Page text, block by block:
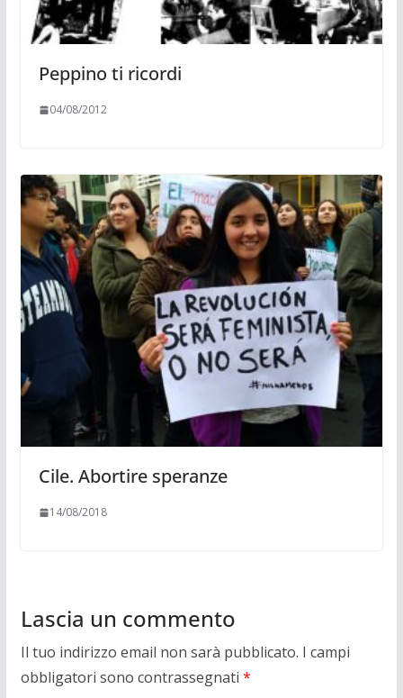
Peppino ti ricordi
04/08/2012
Cile. Abortire speranze
14/08/2018
Lascia un commento
Il tuo indirizzo email non sarà pubblicato. I campi
obbligatori sono contrassegnati *